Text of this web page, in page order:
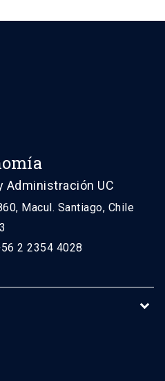
Administración UC
Macul. Santiago, Chile
2 2354 4028